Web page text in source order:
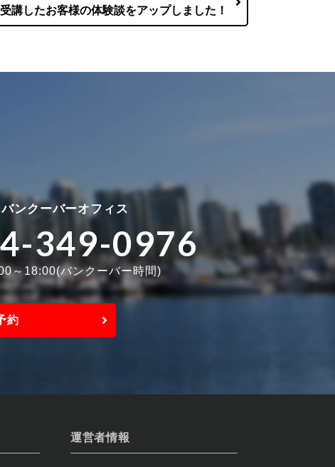
受講したお客様の体験談をアップしました！
バンクーバーオフィス
349-0976
～18:00(バンクーバー時間)
約
運営者情報